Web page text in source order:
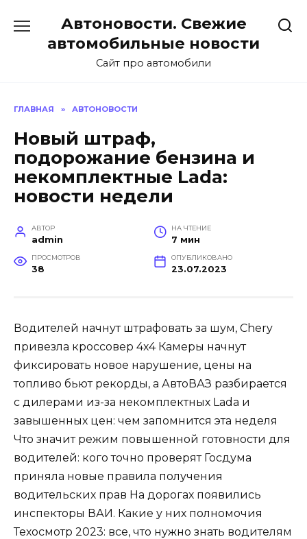
содержанию
Автоновости. Свежие
автомобильные новости
Сайт про автомобили
ГЛАВНАЯ » АВТОНОВОСТИ
Новый штраф,
подорожание бензина и
некомплектные Lada:
новости недели
АВТОР
admin
НА ЧТЕНИЕ
7 мин
ПРОСМОТРОВ
38
ОПУБЛИКОВАНО
23.07.2023
Водителей начнут штрафовать за шум, Chery
привезла кроссовер 4х4 Камеры начнут
фиксировать новое нарушение, цены на
топливо бьют рекорды, а АвтоВАЗ разбирается
с дилерами из-за некомплектных Lada и
завышенных цен: чем запомнится эта неделя
Что значит режим повышенной готовности для
водителей: кого точно проверят Госдума
приняла новые правила получения
водительских прав На дорогах появились
инспекторы ВАИ. Какие у них полномочия
Техосмотр 2023: все, что нужно знать водителям